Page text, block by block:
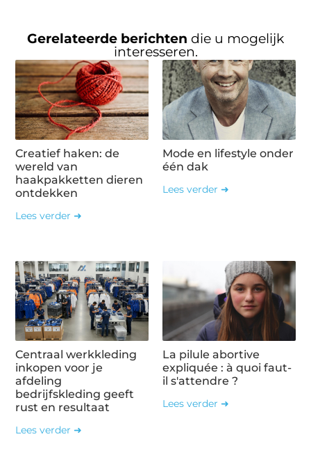
Gerelateerde berichten die u mogelijk
interesseren.
Creatief haken: de
wereld van
haakpakketten dieren
ontdekken
Lees verder ➜
Mode en lifestyle onder
één dak
Lees verder ➜
Centraal werkkleding
inkopen voor je
afdeling
bedrijfskleding geeft
rust en resultaat
Lees verder ➜
La pilule abortive
expliquée : à quoi faut-
il s'attendre ?
Lees verder ➜